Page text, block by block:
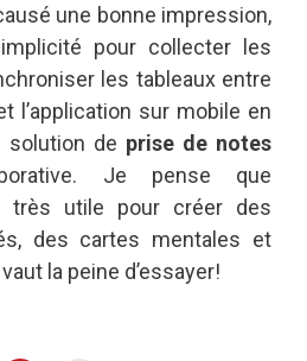
une bonne impression,
pour collecter les
les tableaux entre
l’application sur mobile en
de prise de notes
Je pense que
très utile pour créer des
des cartes mentales et
la peine d’essayer!